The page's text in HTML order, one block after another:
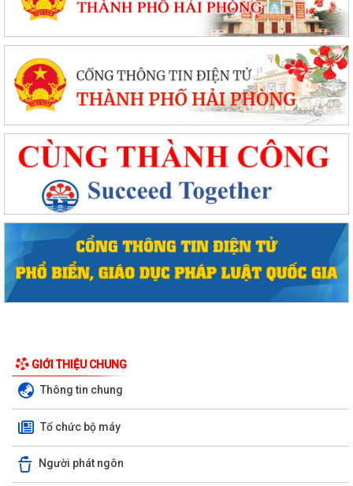
GIỚI THIỆU CHUNG
Thông tin chung
Tổ chức bộ máy
Người phát ngôn
Phường Hồng Bàng tổng kết và trao giải Cuộc thi chính luận về bảo vệ